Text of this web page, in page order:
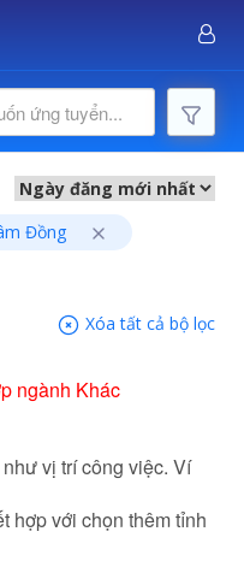
Đồng
Xóa tất cả bộ lọc
ngành Khác
vị trí công việc. Ví
hợp với chọn thêm tỉnh